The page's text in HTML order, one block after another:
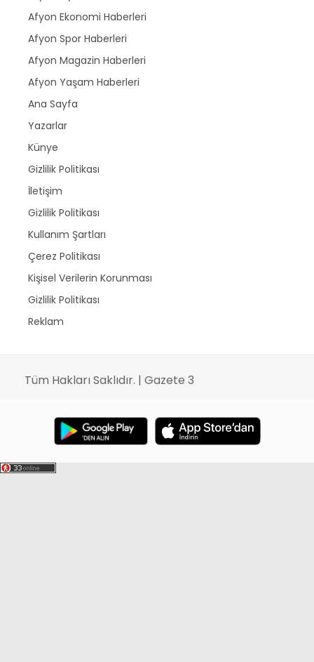
Afyon Ekonomi Haberleri
Afyon Spor Haberleri
Afyon Magazin Haberleri
Afyon Yaşam Haberleri
Ana Sayfa
Yazarlar
Künye
Gizlilik Politikası
İletişim
Gizlilik Politikası
Kullanım Şartları
Çerez Politikası
Kişisel Verilerin Korunması
Gizlilik Politikası
Reklam
Tüm Hakları Saklıdır. | Gazete 3